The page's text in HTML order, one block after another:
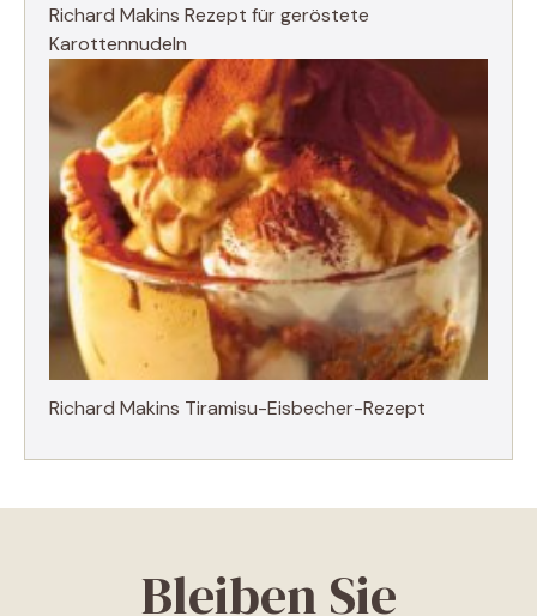
Richard Makins Rezept für geröstete
Karottennudeln
Richard Makins Tiramisu-Eisbecher-Rezept
Bleiben Sie